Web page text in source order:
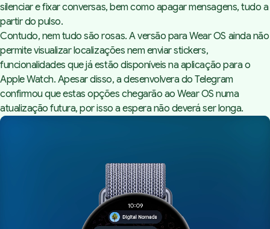
silenciar e fixar conversas, bem como apagar mensagens, tudo a
partir do pulso.
Contudo, nem tudo são rosas. A versão para Wear OS ainda não
permite visualizar localizações nem enviar stickers,
funcionalidades que já estão disponíveis na aplicação para o
Apple Watch. Apesar disso, a desenvolvera do Telegram
confirmou que estas opções chegarão ao Wear OS numa
atualização futura, por isso a espera não deverá ser longa.